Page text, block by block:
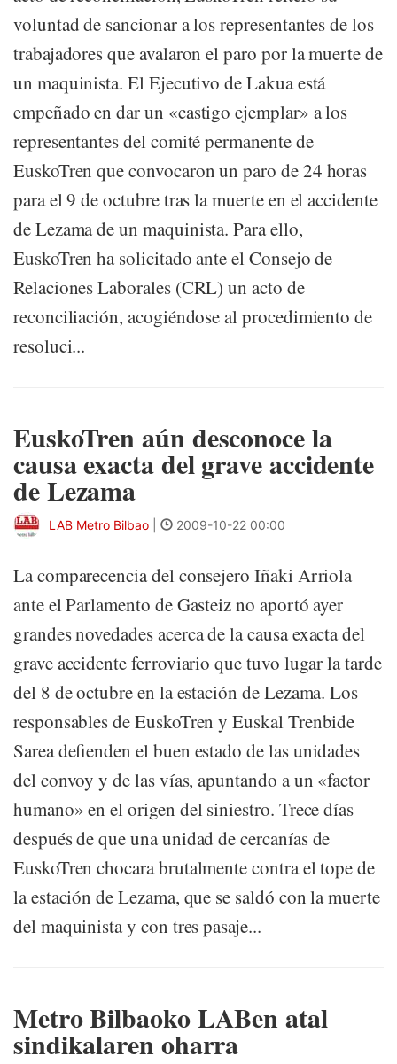
voluntad de sancionar a los representantes de los
trabajadores que avalaron el paro por la muerte de
un maquinista. El Ejecutivo de Lakua está
empeñado en dar un «castigo ejemplar» a los
representantes del comité permanente de
EuskoTren que convocaron un paro de 24 horas
para el 9 de octubre tras la muerte en el accidente
de Lezama de un maquinista. Para ello,
EuskoTren ha solicitado ante el Consejo de
Relaciones Laborales (CRL) un acto de
reconciliación, acogiéndose al procedimiento de
resoluci...
EuskoTren aún desconoce la
causa exacta del grave accidente
de Lezama
LAB Metro Bilbao 2009-10-22 00:00
La comparecencia del consejero Iñaki Arriola
ante el Parlamento de Gasteiz no aportó ayer
grandes novedades acerca de la causa exacta del
grave accidente ferroviario que tuvo lugar la tarde
del 8 de octubre en la estación de Lezama. Los
responsables de EuskoTren y Euskal Trenbide
Sarea defienden el buen estado de las unidades
del convoy y de las vías, apuntando a un «factor
humano» en el origen del siniestro. Trece días
después de que una unidad de cercanías de
EuskoTren chocara brutalmente contra el tope de
la estación de Lezama, que se saldó con la muerte
del maquinista y con tres pasaje...
Metro Bilbaoko LABen atal
sindikalaren oharra